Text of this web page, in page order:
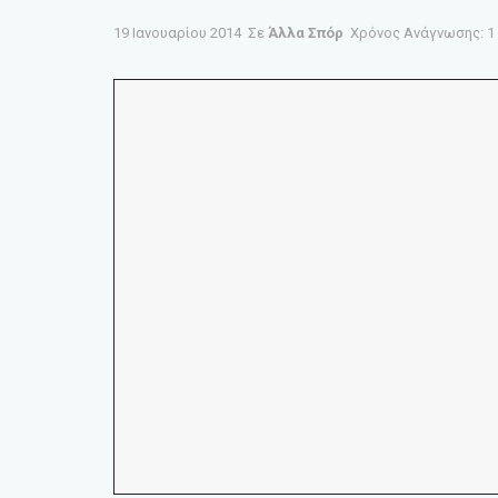
19 Ιανουαρίου 2014 Σε Άλλα Σπόρ Χρόνος Ανάγνωσης: 1